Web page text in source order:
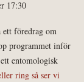
17:30
föredrag om
programmet inför
entomologisk
ring så ser vi